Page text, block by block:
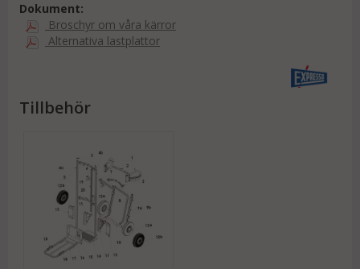
Dokument:
Broschyr om våra kärror
Alternativa lastplattor
Tillbehör